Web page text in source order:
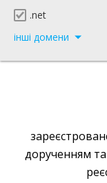
.net
інші домени
дорученням та